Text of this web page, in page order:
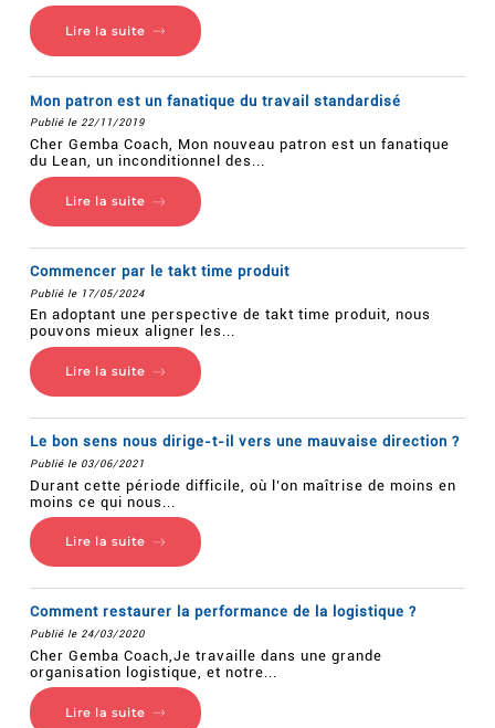
Lire la suite
Mon patron est un fanatique du travail standardisé
Publié le 22/11/2019
Cher Gemba Coach, Mon nouveau patron est un fanatique
du Lean, un inconditionnel des...
Lire la suite
Commencer par le takt time produit
Publié le 17/05/2024
En adoptant une perspective de takt time produit, nous
pouvons mieux aligner les...
Lire la suite
Le bon sens nous dirige-t-il vers une mauvaise direction ?
Publié le 03/06/2021
Durant cette période difficile, où l’on maîtrise de moins en
moins ce qui nous...
Lire la suite
Comment restaurer la performance de la logistique ?
Publié le 24/03/2020
Cher Gemba Coach,Je travaille dans une grande
organisation logistique, et notre...
Lire la suite